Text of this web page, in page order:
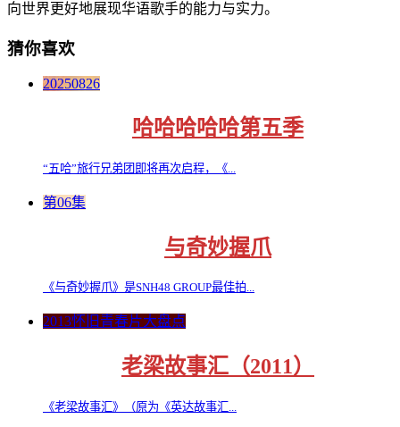
向世界更好地展现华语歌手的能力与实力。
猜你喜欢
20250826
哈哈哈哈哈第五季
“五哈”旅行兄弟团即将再次启程，《...
第06集
与奇妙握爪
《与奇妙握爪》是SNH48 GROUP最佳拍...
2013怀旧青春片大盘点
老梁故事汇（2011）
《老梁故事汇》（原为《英达故事汇...